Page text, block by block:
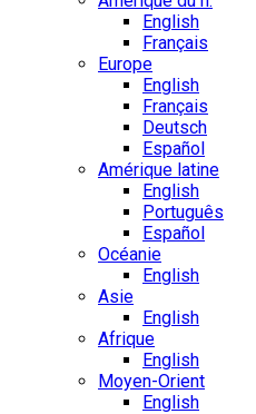
English
Français
Europe
English
Français
Deutsch
Español
Amérique latine
English
Português
Español
Océanie
English
Asie
English
Afrique
English
Moyen-Orient
English